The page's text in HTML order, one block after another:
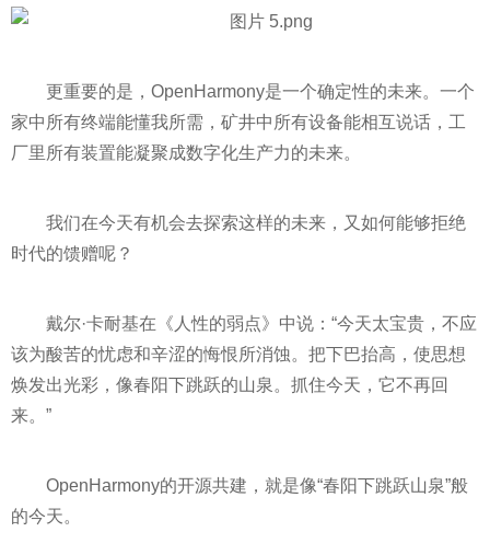
更重要的是，OpenHarmony是一个确定性的未来。一个
家中所有终端能懂我所需，矿井中所有设备能相互说话，工
厂里所有装置能凝聚成数字化生产力的未来。
我们在今天有机会去探索这样的未来，又如何能够拒绝
时代的馈赠呢？
戴尔·卡耐基在《人性的弱点》中说：“今天太宝贵，不应
该为酸苦的忧虑和辛涩的悔恨所消蚀。把下巴抬高，使思想
焕发出光彩，像春阳下跳跃的山泉。抓住今天，它不再回
来。”
OpenHarmony的开源共建，就是像“春阳下跳跃山泉”般
的今天。